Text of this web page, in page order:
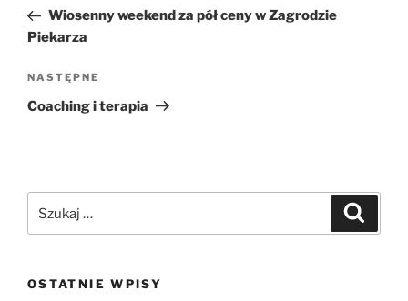
wpisWiosenny weekend za pół ceny w Zagrodzie
Piekarza
Następny
wpis
NASTĘPNE
Coaching i terapia
OSTATNIE WPISY